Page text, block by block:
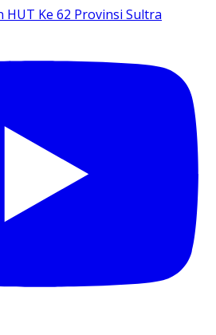
HUT Ke 62 Provinsi Sultra